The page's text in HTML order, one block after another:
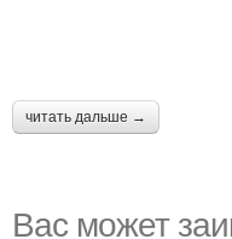
читать дальше →
Вас может